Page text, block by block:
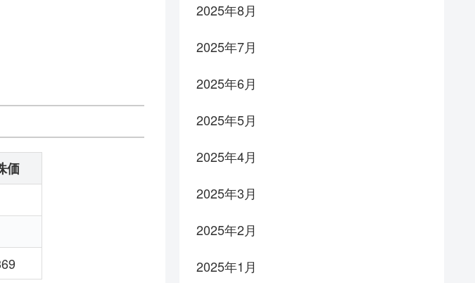
価
2025年8月
2025年7月
2025年6月
2025年5月
2025年4月
2025年3月
2025年2月
2025年1月